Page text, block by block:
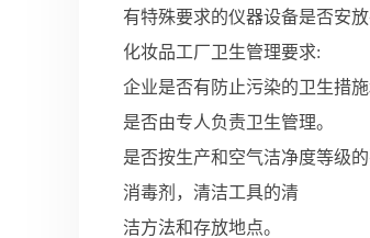
有特殊要求的仪器设备是否安
化妆品工厂卫生管理要求:
企业是否有防止污染的卫生措
是否由专人负责卫生管理。
是否按生产和空气洁净度等级
消毒剂，清洁工具的清
洁方法和存放地点。